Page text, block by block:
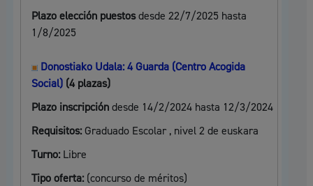
Plazo elección puestosdesde 22/7/2025 hasta
1/8/2025
Donostiako Udala: 4 Guarda (Centro Acogida
Social)(4 plazas)
Plazo inscripción desde 14/2/2024 hasta 12/3/2024
Requisitos: Graduado Escolar , nivel 2 de euskara
Turno: Libre
Tipo oferta: (concurso de méritos)